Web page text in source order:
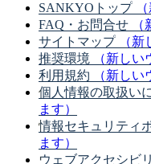
SANKYOトップ
FAQ・お問合せ
サイトマップ
（
推奨環境
（新しい
利用規約
（新しい
個人情報の取扱い
ます）
情報セキュリティ
ます）
ウェブアクセシビ